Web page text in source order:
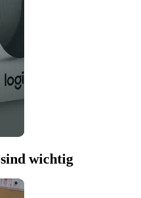
sind wichtig